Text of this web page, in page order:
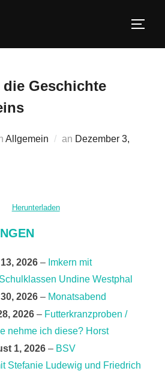
Geschichte
Allgemein an Veröffentlicht
Dezember 3,
Herunterladen
2026 – Imkern mit
Undine Westphal
2026 – Monatsabend
2026 – Futterkranzproben /
nehme ich diese? Horst
1, 2026 – BSV
Stefanie Ludewig und Friedrich